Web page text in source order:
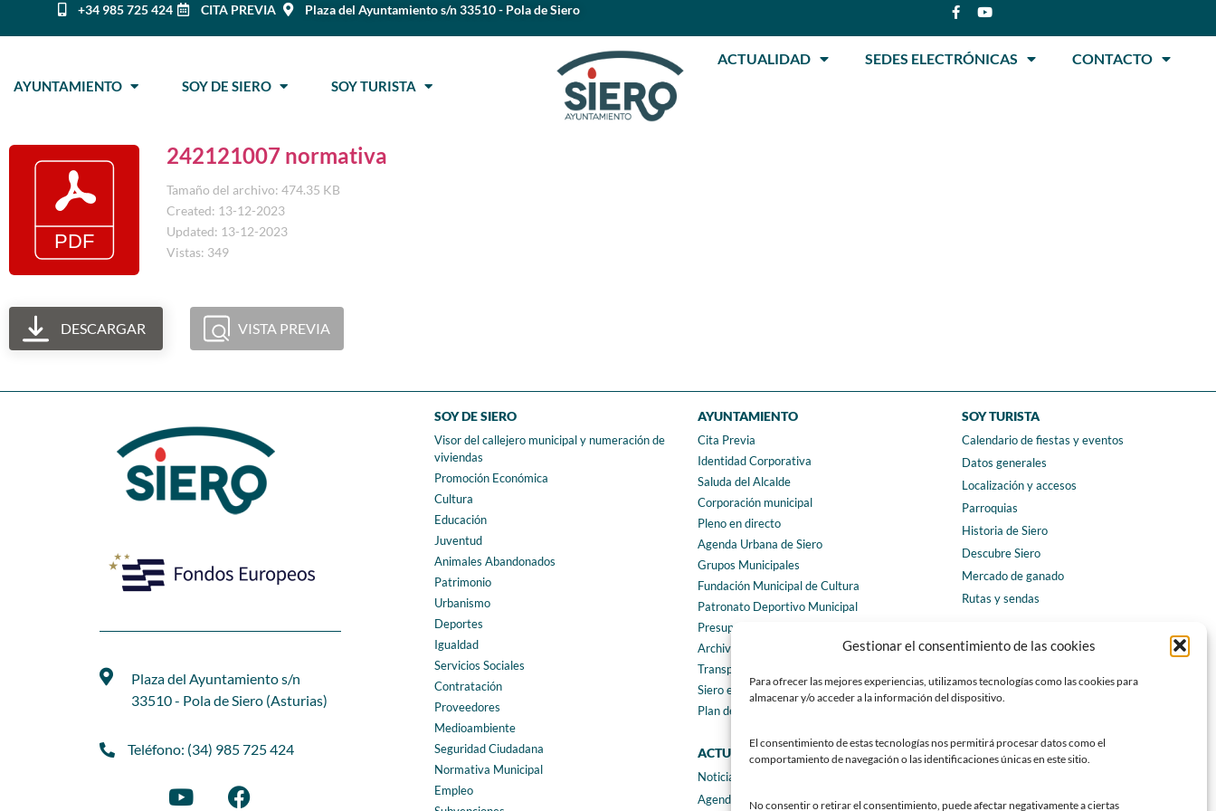
Gestionar el consentimiento de las cookies
Para ofrecer las mejores experiencias, utilizamos tecnologías como las cookies para
almacenar y/o acceder a la información del dispositivo.
El consentimiento de estas tecnologías nos permitirá procesar datos como el
comportamiento de navegación o las identificaciones únicas en este sitio.
No consentir o retirar el consentimiento, puede afectar negativamente a ciertas
+34 985 725 424 CITA PREVIA Plaza del Ayuntamiento s/n 33510 - Pola de Siero
AYUNTAMIENTO SOY DE SIERO SOY TURISTA
ACTUALIDAD SEDES ELECTRÓNICAS CONTACTO
242121007 normativa
Tamaño del archivo: 474.35 KB
Created: 13-12-2023
Updated: 13-12-2023
Vistas: 349
DESCARGAR VISTA PREVIA
Plaza del Ayuntamiento s/n
33510 - Pola de Siero (Asturias)
Teléfono: (34) 985 725 424
SOY DE SIERO
Visor del callejero municipal y numeración de
viviendas
Promoción Económica
Cultura
Educación
Juventud
Animales Abandonados
Patrimonio
Urbanismo
Deportes
Igualdad
Servicios Sociales
Contratación
Proveedores
Medioambiente
Seguridad Ciudadana
Normativa Municipal
Empleo
AYUNTAMIENTO
Cita Previa
Identidad Corporativa
Saluda del Alcalde
Corporación municipal
Pleno en directo
Agenda Urbana de Siero
Grupos Municipales
Fundación Municipal de Cultura
Patronato Deportivo Municipal
Presupuestos municipales
Archivo municipal
Transparencia
Siero en Cifras
Plan de igualdad
ACTUALIDAD
Noticias
Agenda
SOY TURISTA
Calendario de fiestas y eventos
Datos generales
Localización y accesos
Parroquias
Historia de Siero
Descubre Siero
Mercado de ganado
Rutas y sendas
CONTACTO
Teléfonos de interés
Formulario de contacto